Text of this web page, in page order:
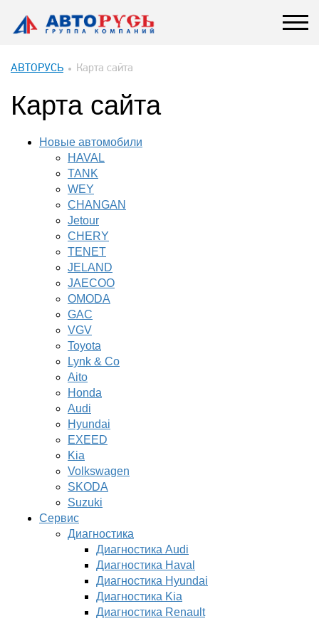
АВТОРУСЬ Карта сайта
Карта сайта
Новые автомобили
HAVAL
TANK
WEY
CHANGAN
Jetour
CHERY
TENET
JELAND
JAECOO
OMODA
GAC
VGV
Toyota
Lynk & Co
Aito
Honda
Audi
Hyundai
EXEED
Kia
Volkswagen
SKODA
Suzuki
Сервис
Диагностика
Диагностика Audi
Диагностика Haval
Диагностика Hyundai
Диагностика Kia
Диагностика Renault